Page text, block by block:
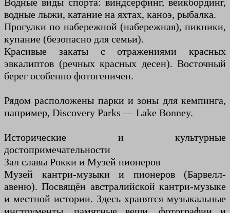
водные лыжи, катание на яхтах, каноэ, рыбалка.
Прогулки по набережной (набережная), пикники,
купание (безопасно для семьи).
Красивые закаты с отражениями красных
эвкалиптов (речных красных десен). Восточный
берег особенно фотогеничен.
Рядом расположены парки и зоны для кемпинга,
например, Discovery Parks — Lake Bonney.
Исторические и культурные
достопримечательности
Зал славы Рокки и Музей пионеров
Музей кантри-музыки и пионеров (Барвелл-
авеню). Посвящён австралийской кантри-музыке
и местной истории. Здесь хранятся музыкальные